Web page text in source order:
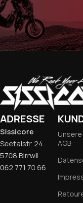
ADRESSE
Sissicore
Seetalstr. 24
5708 Birrwil
062 771 70 66
Unsere
AGB